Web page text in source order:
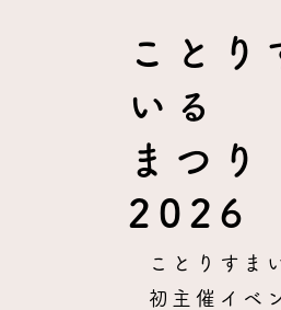
ことり
いる
まつり
2026
ことりすま
初主催イベ